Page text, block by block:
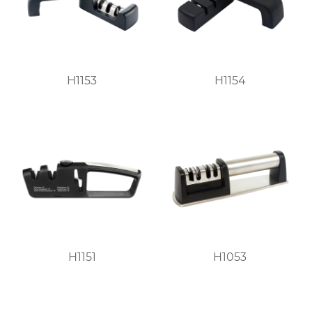
H1153 H1154
H1151 H1053